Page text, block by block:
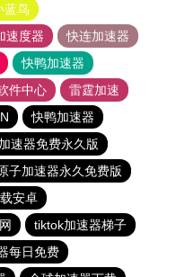
蓝鸟
速度器
快连加速器
快鸭加速器
件中心
雷霆加速
快鸭加速器
速器免费永久版
子加速器永久免费版
安卓
tiktok加速器梯子
每日免费